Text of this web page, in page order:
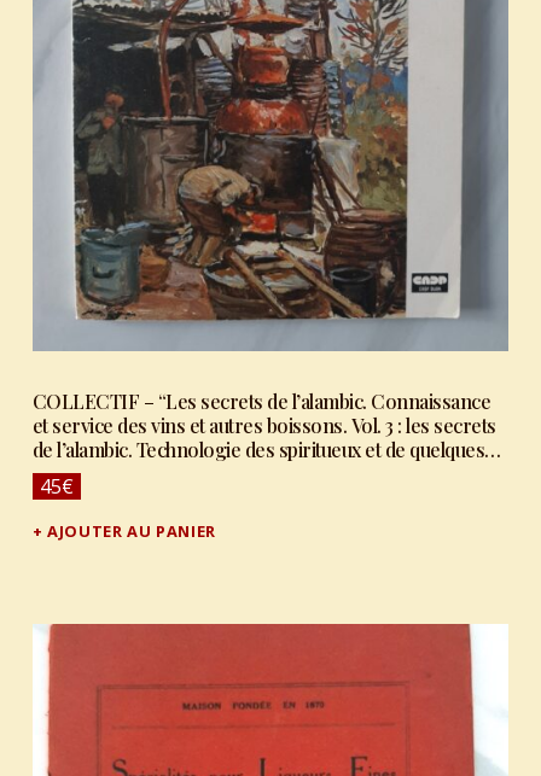
COLLECTIF – “Les secrets de l’alambic. Connaissance
et service des vins et autres boissons. Vol. 3 : les secrets
de l’alambic. Technologie des spiritueux et de quelques
autres boissons.”
45€
AJOUTER AU PANIER